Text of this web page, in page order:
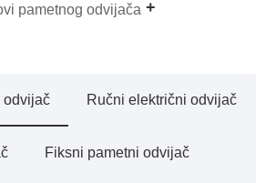
pametnog odvijača
odvijač Ručni električni odvijač
Fiksni pametni odvijač